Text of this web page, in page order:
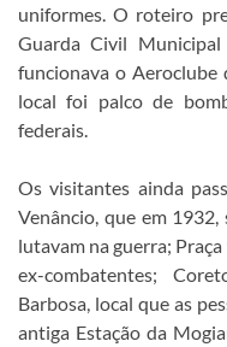
uniformes. O roteiro
Guarda Civil
funcionava o
local foi palco de
federais.
Os visitantes ainda
Venâncio, que em
lutavam na guerra;
ex-combatentes;
Barbosa, local que as
antiga Estação da